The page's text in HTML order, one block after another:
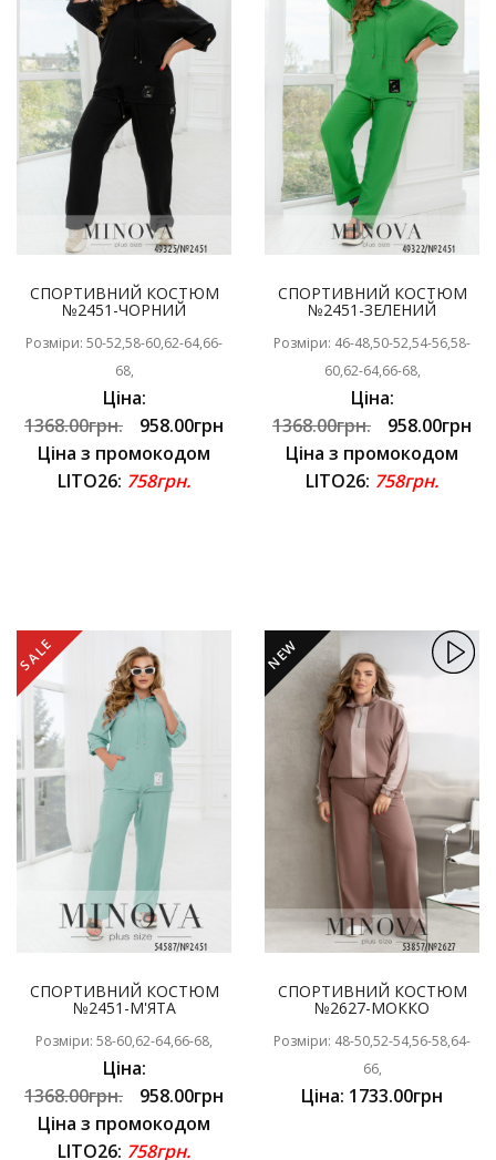
СПОРТИВНИЙ КОСТЮМ
№2451-ЧОРНИЙ
Розміри: 50-52,58-60,62-64,66-
68,
Ціна:
1368.00грн.
958.00грн
Ціна з промокодом
LITO26: 758грн.
СПОРТИВНИЙ КОСТЮМ
№2451-ЗЕЛЕНИЙ
Розміри: 46-48,50-52,54-56,58-
60,62-64,66-68,
Ціна:
1368.00грн.
958.00грн
Ціна з промокодом
LITO26: 758грн.
SALE
СПОРТИВНИЙ КОСТЮМ
№2451-М'ЯТА
Розміри: 58-60,62-64,66-68,
Ціна:
1368.00грн.
958.00грн
Ціна з промокодом
LITO26: 758грн.
NEW
СПОРТИВНИЙ КОСТЮМ
№2627-МОККО
Розміри: 48-50,52-54,56-58,64-
66,
Ціна: 1733.00грн